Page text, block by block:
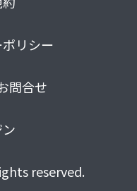
リシー
問合せ
reserved.